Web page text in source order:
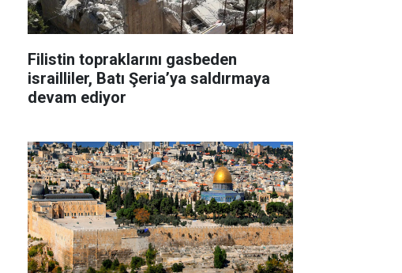
Filistin topraklarını gasbeden
israilliler, Batı Şeria’ya saldırmaya
devam ediyor